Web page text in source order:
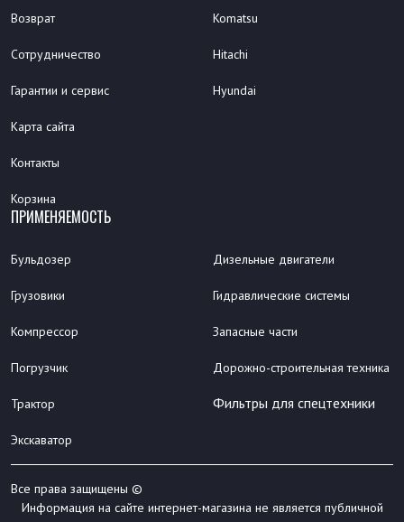
Возврат
Сотрудничество
Гарантии и сервис
Карта сайта
Контакты
Корзина
Komatsu
Hitachi
Hyundai
ПРИМЕНЯЕМОСТЬ
Бульдозер
Грузовики
Компрессор
Погрузчик
Трактор
Экскаватор
Дизельные двигатели
Гидравлические системы
Запасные части
Дорожно-строительная техника
Фильтры для спецтехники
Все права защищены ©
Информация на сайте интернет-магазина не является публичной